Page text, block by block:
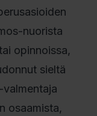
nuorista
opinnoissa,
sieltä
osaamista,